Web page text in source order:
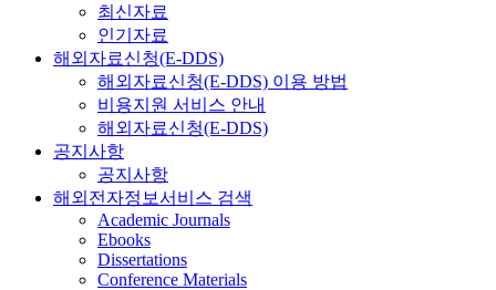
최신자료
인기자료
해외자료신청(E-DDS)
해외자료신청(E-DDS) 이용 방법
비용지원 서비스 안내
해외자료신청(E-DDS)
공지사항
공지사항
해외전자정보서비스 검색
Academic Journals
Ebooks
Dissertations
Conference Materials